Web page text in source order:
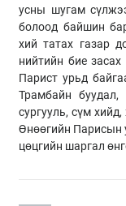
усны шугам
болоод байшин
хий татах газар
нийтийн бие
Парист урьд
Трамбайн
сургууль, сүм
Өнөөгийн Парисын
цөцгийн шаргал